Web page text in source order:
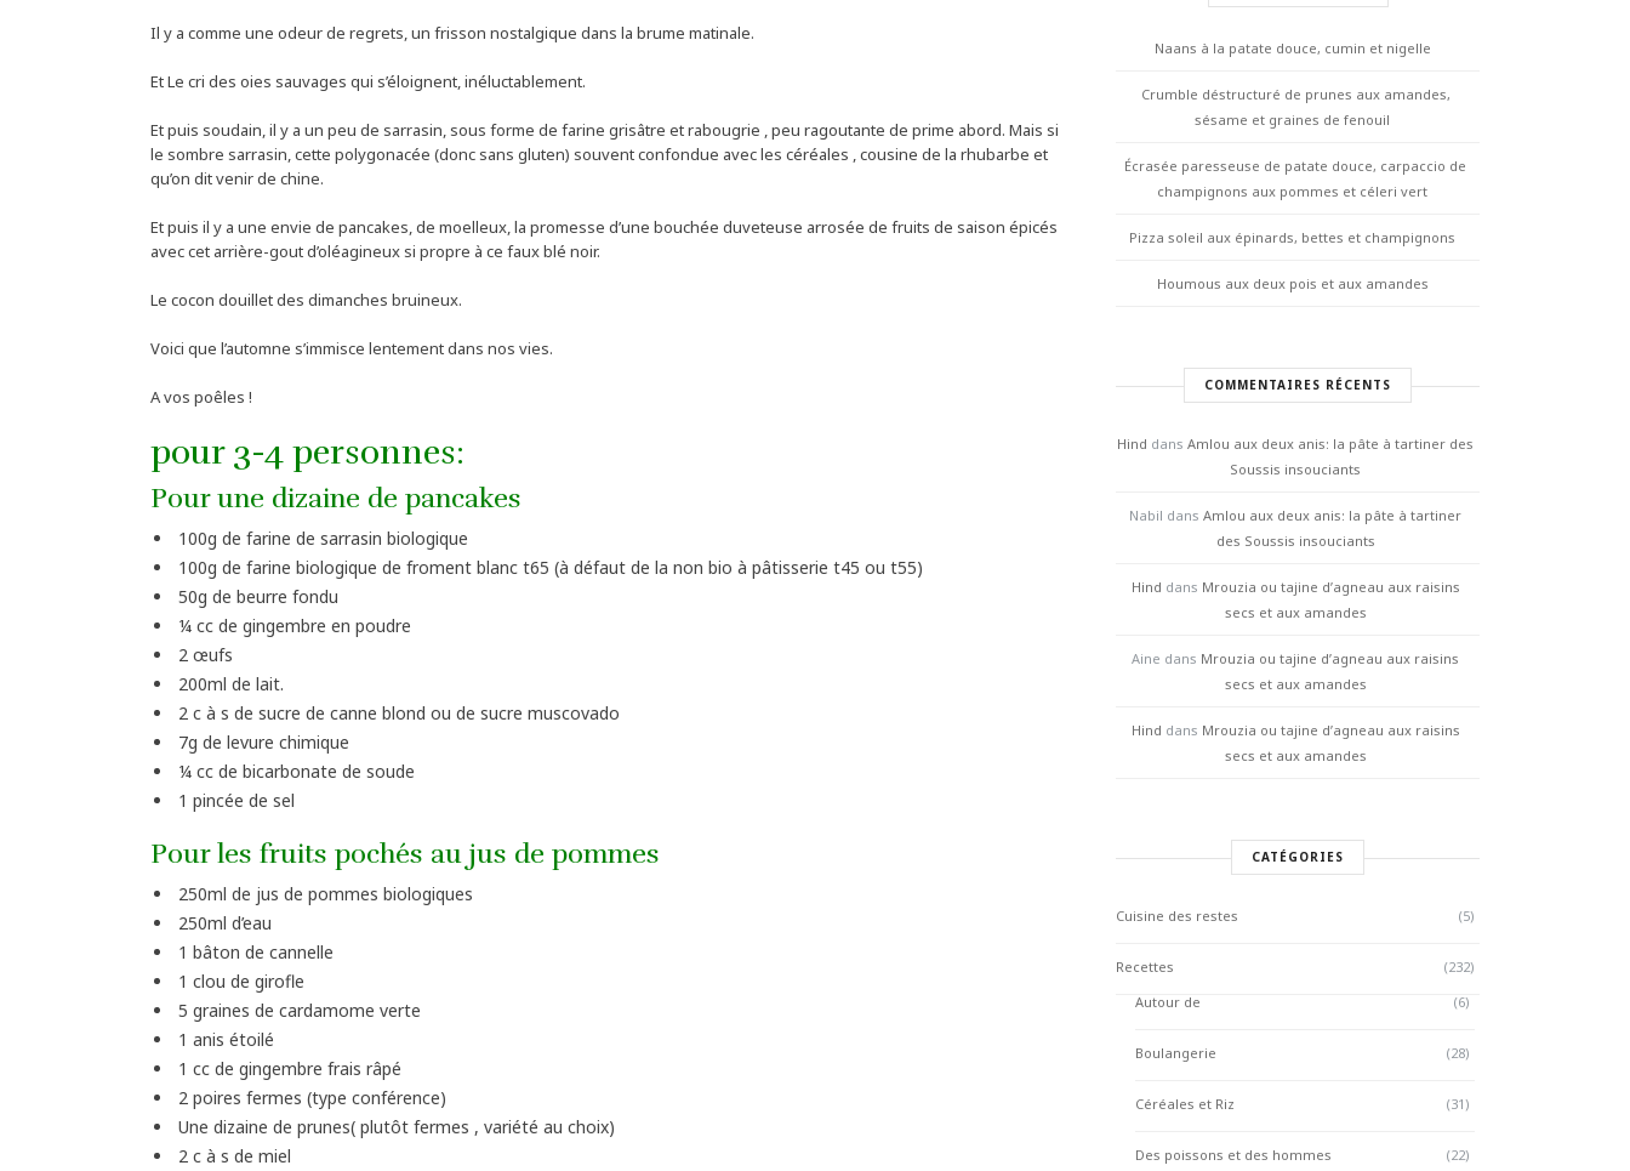
Il y a comme une odeur de regrets, un frisson nostalgique dans la brume matinale.
Et Le cri des oies sauvages qui s’éloignent, inéluctablement.
Et puis soudain, il y a un peu de sarrasin, sous forme de farine grisâtre et rabougrie , peu ragoutante de prime abord. Mais si
le sombre sarrasin, cette polygonacée (donc sans gluten) souvent confondue avec les céréales , cousine de la rhubarbe et
qu’on dit venir de chine.
Et puis il y a une envie de pancakes, de moelleux, la promesse d’une bouchée duveteuse arrosée de fruits de saison épicés
avec cet arrière-gout d’oléagineux si propre à ce faux blé noir.
Le cocon douillet des dimanches bruineux.
Voici que l’automne s’immisce lentement dans nos vies.
A vos poêles !
pour 3-4 personnes:
Pour une dizaine de pancakes
100g de farine de sarrasin biologique
100g de farine biologique de froment blanc t65 (à défaut de la non bio à pâtisserie t45 ou t55)
50g de beurre fondu
¼ cc de gingembre en poudre
2 œufs
200ml de lait.
2 c à s de sucre de canne blond ou de sucre muscovado
7g de levure chimique
¼ cc de bicarbonate de soude
1 pincée de sel
Pour les fruits pochés au jus de pommes
250ml de jus de pommes biologiques
250ml d’eau
1 bâton de cannelle
1 clou de girofle
5 graines de cardamome verte
1 anis étoilé
1 cc de gingembre frais râpé
2 poires fermes (type conférence)
Une dizaine de prunes( plutôt fermes , variété au choix)
2 c à s de miel
Naans à la patate douce, cumin et nigelle
Crumble déstructuré de prunes aux amandes,
sésame et graines de fenouil
Écrasée paresseuse de patate douce, carpaccio de
champignons aux pommes et céleri vert
Pizza soleil aux épinards, bettes et champignons
Houmous aux deux pois et aux amandes
COMMENTAIRES RÉCENTS
Hind dans Amlou aux deux anis: la pâte à tartiner des
Soussis insouciants
Nabil dans Amlou aux deux anis: la pâte à tartiner
des Soussis insouciants
Hind dans Mrouzia ou tajine d’agneau aux raisins
secs et aux amandes
Aine dans Mrouzia ou tajine d’agneau aux raisins
secs et aux amandes
Hind dans Mrouzia ou tajine d’agneau aux raisins
secs et aux amandes
CATÉGORIES
Cuisine des restes (5)
Recettes
(232)
Autour de
(6)
Boulangerie (28)
Céréales et Riz (31)
Des poissons et des hommes (22)